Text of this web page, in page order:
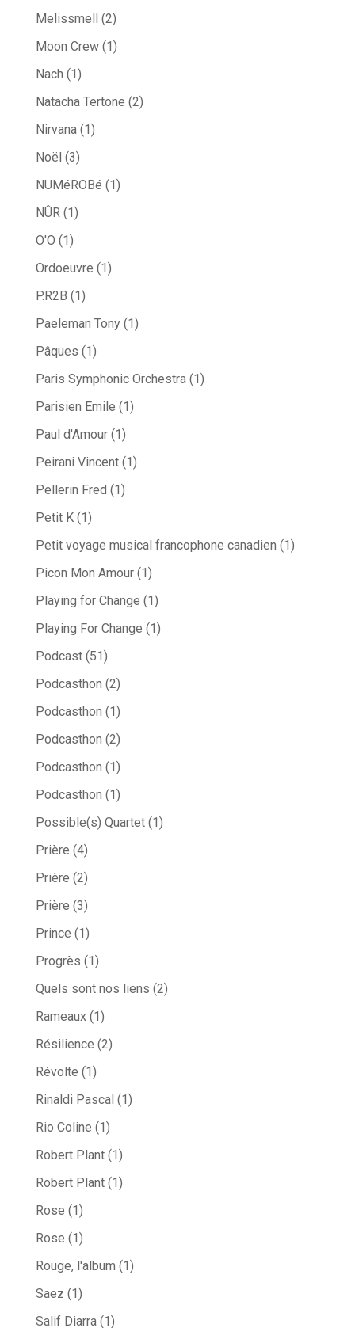
Melissmell
(2)
Moon Crew(1)
Nach (1)
Natacha Tertone (2)
Nirvana(1)
Noël (3)
NUMéROBé (1)
NÛR(1)
O'O (1)
Ordoeuvre (1)
P.R2B (1)
Paeleman Tony(1)
Pâques (1)
Paris Symphonic Orchestra(1)
Parisien Emile (1)
Paul d'Amour(1)
Peirani Vincent(1)
Pellerin Fred (1)
Petit K(1)
Petit voyage musical francophone canadien (1)
Picon Mon Amour(1)
Playing for Change (1)
Playing For Change (1)
Podcast(51)
Podcasthon (2)
Podcasthon (1)
Podcasthon (2)
Podcasthon (1)
Podcasthon (1)
Possible(s) Quartet(1)
Prière (4)
Prière (2)
Prière (3)
Prince (1)
Progrès (1)
Quels sont nos liens (2)
Rameaux(1)
Résilience (2)
Révolte (1)
Rinaldi Pascal (1)
Rio Coline (1)
Robert Plant(1)
Robert Plant(1)
Rose (1)
Rose (1)
Rouge, l'album (1)
Saez (1)
Salif Diarra(1)